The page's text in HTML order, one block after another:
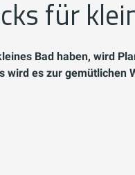
für
Bad haben, wird
wird es zur gemütlichen